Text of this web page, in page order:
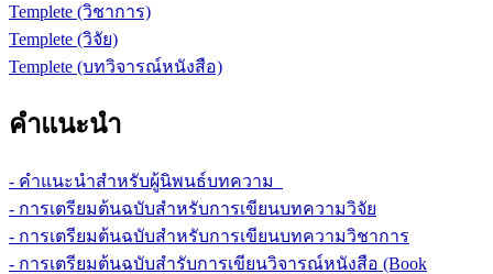
Templete (วิชาการ)
Templete (วิจัย)
Templete (บทวิจารณ์หนังสือ)
คำแนะนำ
- คำแนะนำสำหรับผู้นิพนธ์บทความ
- การเตรียมต้นฉบับสำหรับการเขียนบทความวิจัย
- การเตรียมต้นฉบับสำหรับการเขียนบทความวิชาการ
- การเตรียมต้นฉบับสำรับการเขียนวิจารณ์หนังสือ (Book